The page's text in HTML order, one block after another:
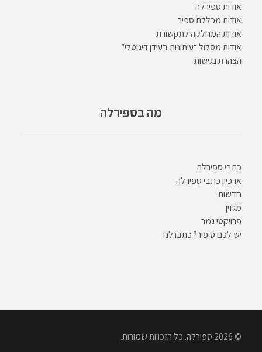
אודות ספירלה
אודות מכללת ספיר
אודות המחלקה לתקשורת
אודות מסלול “עיתונות בעידן דיגיטלי”
הצהרת נגישות
מה בספירלה
כתבי ספירלה
ארכיון כתבי ספירלה
חדשות
מגזין
פרויקטי גמר
יש לכם סיפור? כתבו לנו
© 2026 ספירלה. כל הזכויות שמורות.